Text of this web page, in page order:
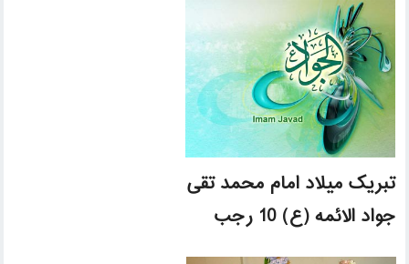
تبریک میلاد امام محمد تقی
جواد الائمه (ع) 10 رجب